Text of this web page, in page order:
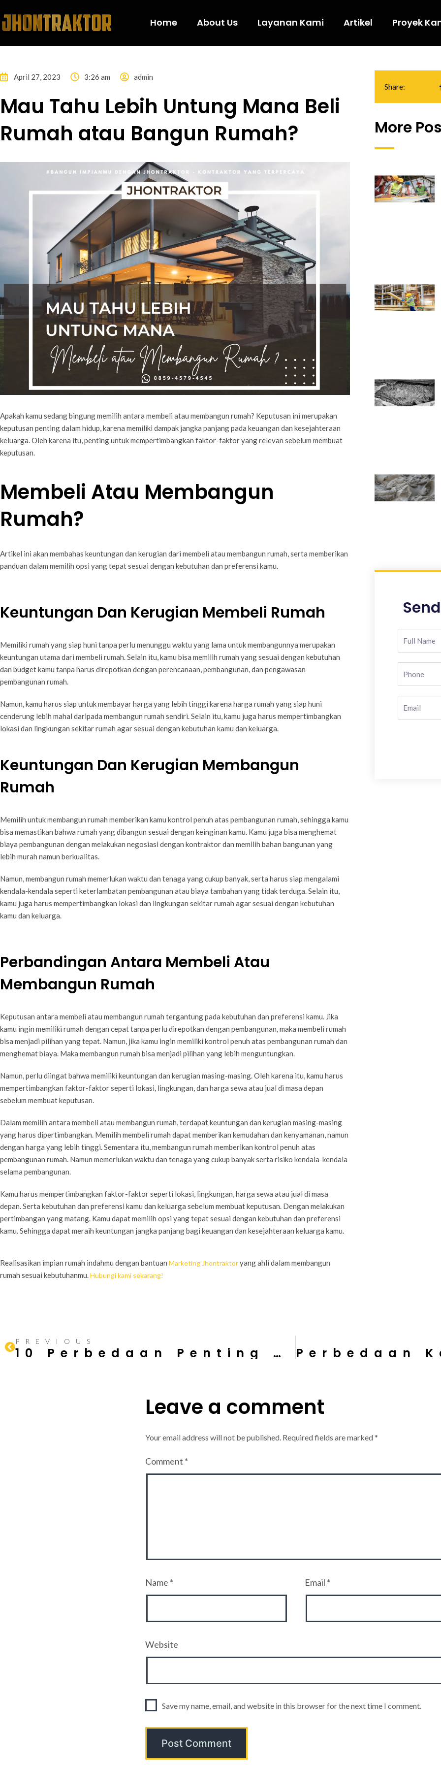
Home About Us Layanan Kami Artikel Proyek
April 27, 2023 3:26 am admin
Mau Tahu Lebih Untung Mana Beli
Rumah atau Bangun Rumah?
Apakah kamu sedang bingung memilih antara membeli atau membangun rumah? Keputusan ini merupakan
keputusan penting dalam hidup, karena memiliki dampak jangka panjang pada keuangan dan kesejahteraan
keluarga. Oleh karena itu, penting untuk mempertimbangkan faktor-faktor yang relevan sebelum membuat
keputusan.
Membeli Atau Membangun
Rumah?
Artikel ini akan membahas keuntungan dan kerugian dari membeli atau membangun rumah, serta memberikan
panduan dalam memilih opsi yang tepat sesuai dengan kebutuhan dan preferensi kamu.
Keuntungan Dan Kerugian Membeli Rumah
Memiliki rumah yang siap huni tanpa perlu menunggu waktu yang lama untuk membangunnya merupakan
keuntungan utama dari membeli rumah. Selain itu, kamu bisa memilih rumah yang sesuai dengan kebutuhan
dan budget kamu tanpa harus direpotkan dengan perencanaan, pembangunan, dan pengawasan
pembangunan rumah.
Namun, kamu harus siap untuk membayar harga yang lebih tinggi karena harga rumah yang siap huni
cenderung lebih mahal daripada membangun rumah sendiri. Selain itu, kamu juga harus mempertimbangkan
lokasi dan lingkungan sekitar rumah agar sesuai dengan kebutuhan kamu dan keluarga.
Keuntungan Dan Kerugian Membangun
Rumah
Memilih untuk membangun rumah memberikan kamu kontrol penuh atas pembangunan rumah, sehingga kamu
bisa memastikan bahwa rumah yang dibangun sesuai dengan keinginan kamu. Kamu juga bisa menghemat
biaya pembangunan dengan melakukan negosiasi dengan kontraktor dan memilih bahan bangunan yang
lebih murah namun berkualitas.
Namun, membangun rumah memerlukan waktu dan tenaga yang cukup banyak, serta harus siap mengalami
kendala-kendala seperti keterlambatan pembangunan atau biaya tambahan yang tidak terduga. Selain itu,
kamu juga harus mempertimbangkan lokasi dan lingkungan sekitar rumah agar sesuai dengan kebutuhan
kamu dan keluarga.
Perbandingan Antara Membeli Atau
Membangun Rumah
Keputusan antara membeli atau membangun rumah tergantung pada kebutuhan dan preferensi kamu. Jika
kamu ingin memiliki rumah dengan cepat tanpa perlu direpotkan dengan pembangunan, maka membeli rumah
bisa menjadi pilihan yang tepat. Namun, jika kamu ingin memiliki kontrol penuh atas pembangunan rumah dan
menghemat biaya. Maka membangun rumah bisa menjadi pilihan yang lebih menguntungkan.
Namun, perlu diingat bahwa memiliki keuntungan dan kerugian masing-masing. Oleh karena itu, kamu harus
mempertimbangkan faktor-faktor seperti lokasi, lingkungan, dan harga sewa atau jual di masa depan
sebelum membuat keputusan.
Dalam memilih antara membeli atau membangun rumah, terdapat keuntungan dan kerugian masing-masing
yang harus dipertimbangkan. Memilih membeli rumah dapat memberikan kemudahan dan kenyamanan, namun
dengan harga yang lebih tinggi. Sementara itu, membangun rumah memberikan kontrol penuh atas
pembangunan rumah. Namun memerlukan waktu dan tenaga yang cukup banyak serta risiko kendala-kendala
selama pembangunan.
Kamu harus mempertimbangkan faktor-faktor seperti lokasi, lingkungan, harga sewa atau jual di masa
depan. Serta kebutuhan dan preferensi kamu dan keluarga sebelum membuat keputusan. Dengan melakukan
pertimbangan yang matang. Kamu dapat memilih opsi yang tepat sesuai dengan kebutuhan dan preferensi
kamu. Sehingga dapat meraih keuntungan jangka panjang bagi keuangan dan kesejahteraan keluarga kamu.
Realisasikan impian rumah indahmu dengan bantuan Marketing Jhontraktoryang ahli dalam membangun
rumah sesuai kebutuhanmu.Hubungi kami sekarang!
Share:
More
PREVIOUS
10 Perbedaan Penting Antara Kontraktor dan Sub Kontraktor dalam Industri Konstruksi
Leave a comment
Your email address will not be published. Required fields are marked*
Comment *
Name * Email *
Website
Save my name, email, and website in this browser for the next time I comment.